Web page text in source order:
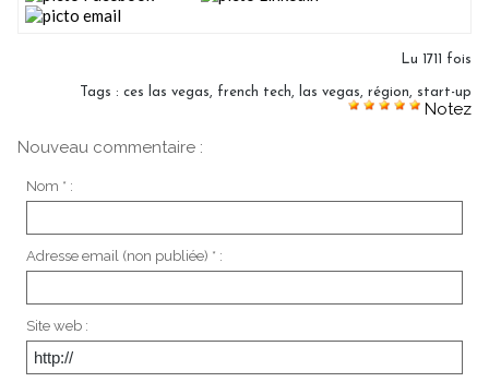
Lu 1711 fois
Tags : ces las vegas, french tech, las vegas, région, start-up
Notez
Nouveau commentaire :
Nom * :
Adresse email (non publiée) * :
Site web :